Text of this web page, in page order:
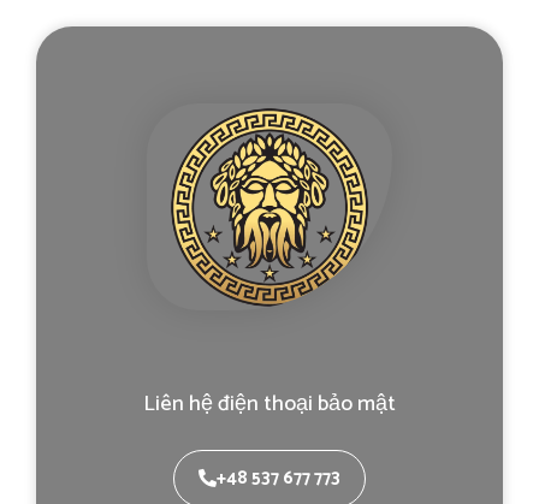
Liên hệ điện thoại bảo mật
+48 537 677 773